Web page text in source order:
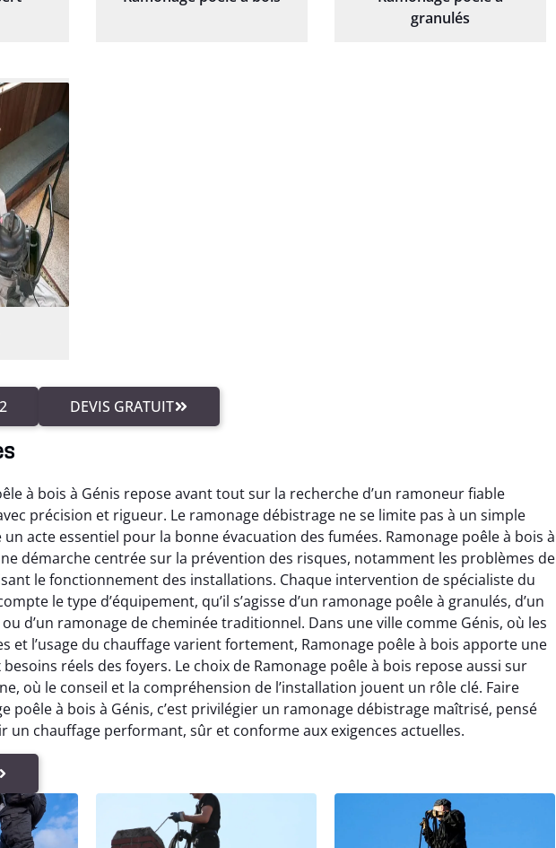
granulés
DEVIS GRATUIT
à bois à Génis repose avant tout sur la recherche d’un ramoneur fiable
précision et rigueur. Le ramonage débistrage ne se limite pas à un simple
acte essentiel pour la bonne évacuation des fumées. Ramonage poêle à bois à
démarche centrée sur la prévention des risques, notamment les problèmes de
le fonctionnement des installations. Chaque intervention de spécialiste du
le type d’équipement, qu’il s’agisse d’un ramonage poêle à granulés, d’un
d’un ramonage de cheminée traditionnel. Dans une ville comme Génis, où les
et l’usage du chauffage varient fortement, Ramonage poêle à bois apporte une
réels des foyers. Le choix de Ramonage poêle à bois repose aussi sur
où le conseil et la compréhension de l’installation jouent un rôle clé. Faire
poêle à bois à Génis, c’est privilégier un ramonage débistrage maîtrisé, pensé
un chauffage performant, sûr et conforme aux exigences actuelles.